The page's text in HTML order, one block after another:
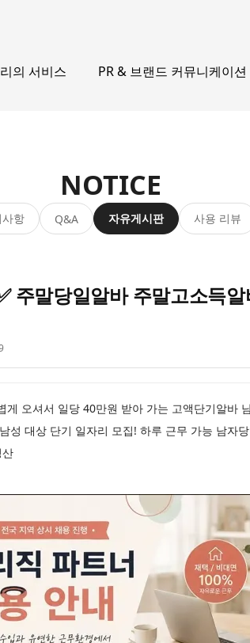
의 서비스 PR & 브랜드 커뮤니케이션
NOTICE
사항 Q&A 자유게시판 사용 리뷰
주말당일알바 주말고소득
오셔서 일당 40만원 받아 가는 고액단기알바
성 대상 단기 일자리 모집! 하루 근무 가능 남자